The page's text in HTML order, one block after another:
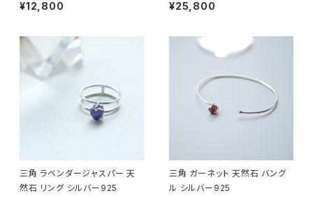
¥12,800 ¥25,800
三角 ラベンダージャスパー 天
然石 リング シルバー925
三角 ガーネット 天然石 バング
ル シルバー925